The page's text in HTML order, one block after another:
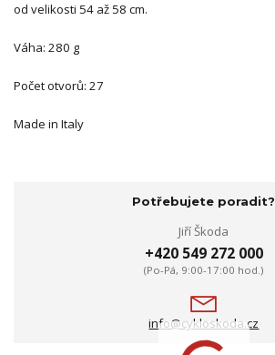
od velikosti 54 až 58 cm.
Váha: 280 g
Počet otvorů: 27
Made in Italy
Potřebujete poradit?
Jiří Škoda
+420 549 272 000
(Po-Pá, 9:00-17:00 hod.)
info@cykloskoda.cz